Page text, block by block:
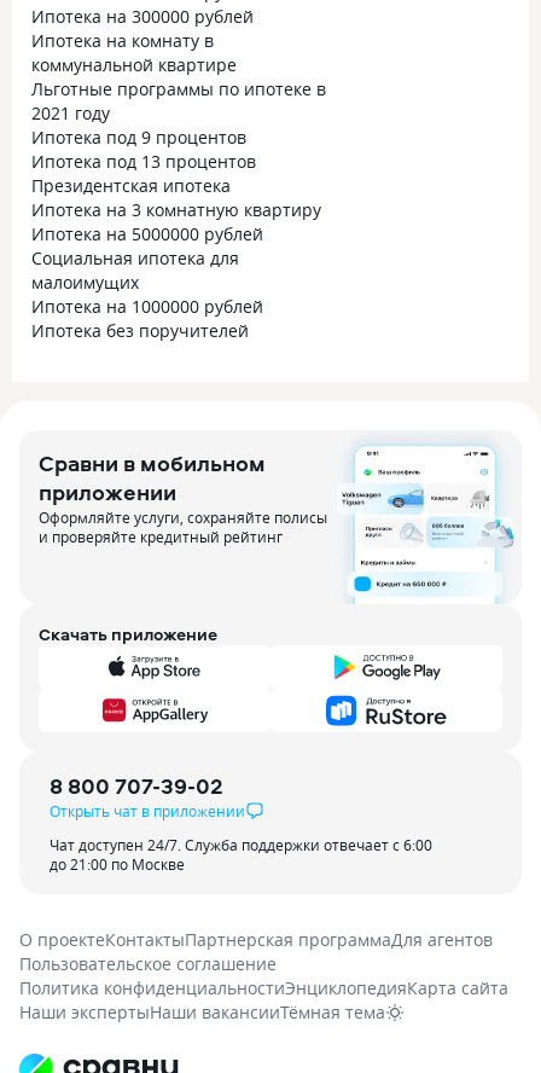
Ипотека на 300000 рублей
Ипотека на комнату в
коммунальной квартире
Льготные программы по ипотеке в
2021 году
Ипотека под 9 процентов
Ипотека под 13 процентов
Президентская ипотека
Ипотека на 3 комнатную квартиру
Ипотека на 5000000 рублей
Социальная ипотека для
малоимущих
Ипотека на 1000000 рублей
Ипотека без поручителей
Сравни в мобильном
приложении
Оформляйте услуги, сохраняйте полисы
и проверяйте кредитный рейтинг
Скачать приложение
8 800 707-39-02
Открыть чат в приложении
Чат доступен 24/7. Служба поддержки отвечает с 6:00
до 21:00 по Москве
О проектеКонтактыПартнерская программаДля агентов
Пользовательское соглашение
Политика конфиденциальностиЭнциклопедияКарта сайта
Наши экспертыНаши вакансииТёмная тема